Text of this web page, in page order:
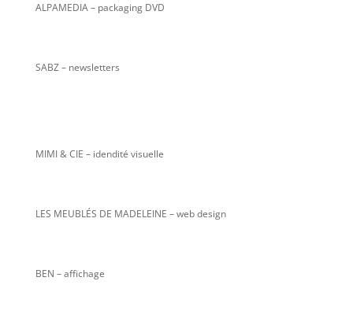
ALPAMEDIA – packaging DVD
SABZ – newsletters
MIMI & CIE – idendité visuelle
LES MEUBLÉS DE MADELEINE – web design
BEN – affichage